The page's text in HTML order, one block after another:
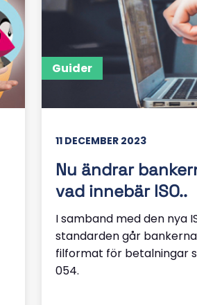
Guider
11 DECEMBER 2023
Nu ändrar
vad innebär ISO..
I samband med den nya
standarden går
filformat för betalningar
054.